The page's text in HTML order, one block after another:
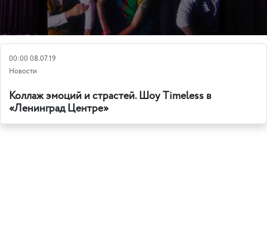
00:00 08.07.19
Новости
Коллаж эмоций и страстей. Шоу Timeless в
«Ленинград Центре»